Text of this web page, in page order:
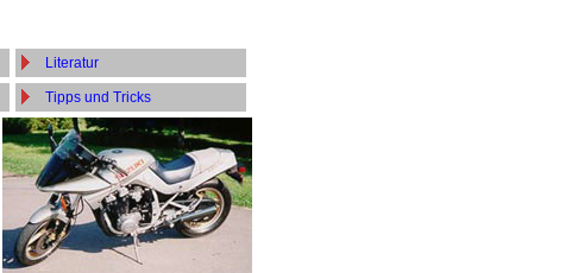
Literatur
Tipps und Tricks